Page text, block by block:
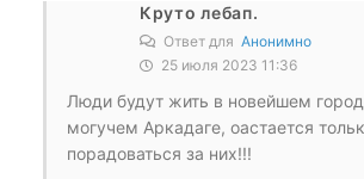
Круто лебап.
Ответ для Анонимно
25 июля 2023 11:36
Люди будут жить в новейшем
могучем Аркадаге, оастается
порадоваться за них!!!